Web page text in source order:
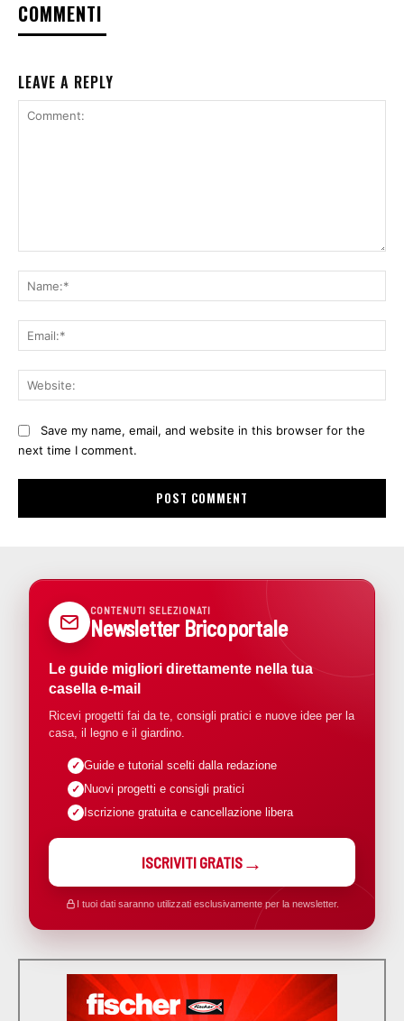
COMMENTI
LEAVE A REPLY
Save my name, email, and website in this browser for the
next time I comment.
CONTENUTI SELEZIONATI
Newsletter Bricoportale
Le guide migliori direttamente nella tua
casella e-mail
Ricevi progetti fai da te, consigli pratici e nuove idee per la
casa, il legno e il giardino.
Guide e tutorial scelti dalla redazione
Nuovi progetti e consigli pratici
Iscrizione gratuita e cancellazione libera
ISCRIVITI GRATIS
I tuoi dati saranno utilizzati esclusivamente per la newsletter.